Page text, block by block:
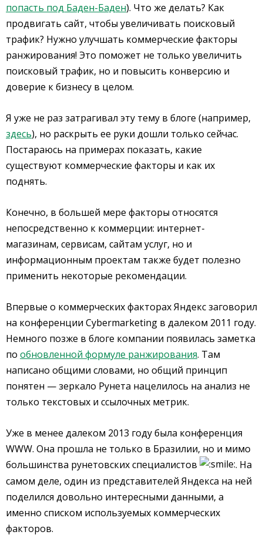
попасть под Баден-Баден). Что же делать? Как
продвигать сайт, чтобы увеличивать поисковый
трафик? Нужно улучшать коммерческие факторы
ранжирования! Это поможет не только увеличить
поисковый трафик, но и повысить конверсию и
доверие к бизнесу в целом.
Я уже не раз затрагивал эту тему в блоге (например,
здесь), но раскрыть ее руки дошли только сейчас.
Постараюсь на примерах показать, какие
существуют коммерческие факторы и как их
поднять.
Конечно, в большей мере факторы относятся
непосредственно к коммерции: интернет-
магазинам, сервисам, сайтам услуг, но и
информационным проектам также будет полезно
применить некоторые рекомендации.
Впервые о коммерческих факторах Яндекс заговорил
на конференции Cybermarketing в далеком 2011 году.
Немного позже в блоге компании появилась заметка
по обновленной формуле ранжирования. Там
написано общими словами, но общий принцип
понятен — зеркало Рунета нацелилось на анализ не
только текстовых и ссылочных метрик.
Уже в менее далеком 2013 году была конференция
WWW. Она прошла не только в Бразилии, но и мимо
большинства рунетовских специалистов
. На
самом деле, один из представителей Яндекса на ней
поделился довольно интересными данными, а
именно списком используемых коммерческих
факторов.